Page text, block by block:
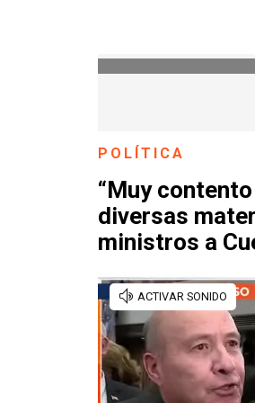
POLÍTICA
“Muy
diversas
ministros a